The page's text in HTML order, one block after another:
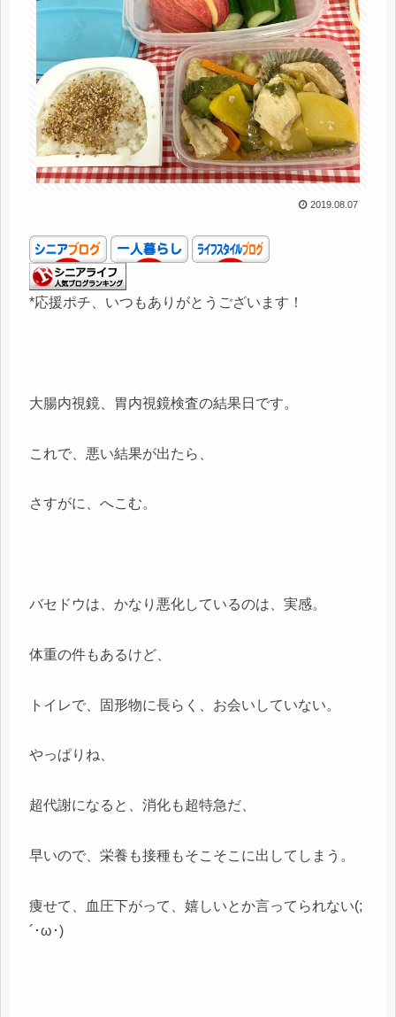
2019.08.07
*応援ポチ、いつもありがとうございます！
大腸内視鏡、胃内視鏡検査の結果日です。
これで、悪い結果が出たら、
さすがに、へこむ。
バセドウは、かなり悪化しているのは、実感。
体重の件もあるけど、
トイレで、固形物に長らく、お会いしていない。
やっぱりね、
超代謝になると、消化も超特急だ、
早いので、栄養も接種もそこそこに出してしまう。
痩せて、血圧下がって、嬉しいとか言ってられない(;
´･ω･)